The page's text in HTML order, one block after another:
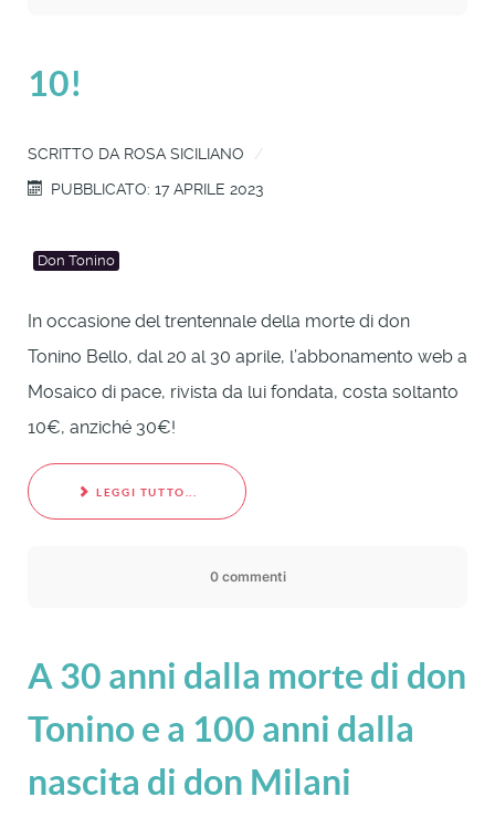
10!
SCRITTO DA ROSA SICILIANO
PUBBLICATO: 17 APRILE 2023
Don Tonino
In occasione del trentennale della morte di don
Tonino Bello, dal 20 al 30 aprile, l’abbonamento web a
Mosaico di pace, rivista da lui fondata, costa soltanto
10€, anziché 30€!
LEGGI TUTTO...
0 commenti
A 30 anni dalla morte di don
Tonino e a 100 anni dalla
nascita di don Milani